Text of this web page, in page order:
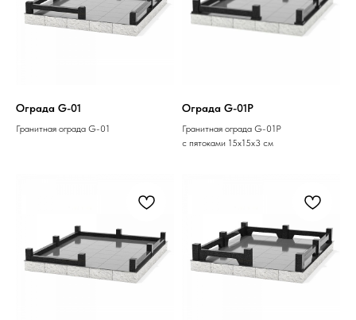
Ограда G-01
Гранитная ограда G-01
Ограда G-01P
Гранитная ограда G-01P
с пятоками 15х15х3 см